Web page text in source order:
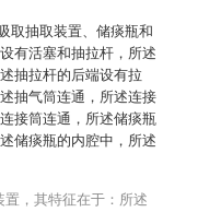
取抽取装置、储痰瓶和
有活塞和抽拉杆，所述
抽拉杆的后端设有拉
抽气筒连通，所述连接
接筒连通，所述储痰瓶
储痰瓶的内腔中，所述
，其特征在于：所述